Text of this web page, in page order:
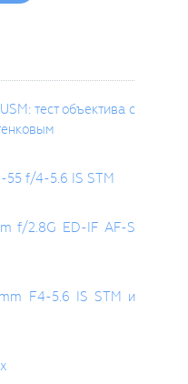
тест объектива с
55 f/4-5.6 IS STM
f/2.8G ED-IF AF-S
F4-5.6 IS STM и